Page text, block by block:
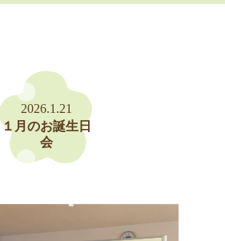
2026.1.21
１月のお誕生日
会